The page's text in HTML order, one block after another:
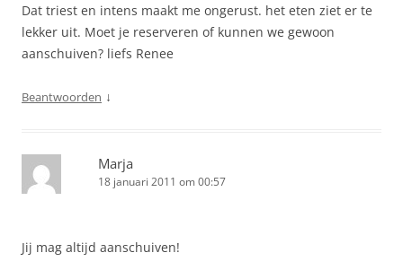
Dat triest en intens maakt me ongerust. het eten ziet er te
lekker uit. Moet je reserveren of kunnen we gewoon
aanschuiven? liefs Renee
Beantwoorden ↓
Marja
18 januari 2011 om 00:57
Jij mag altijd aanschuiven!